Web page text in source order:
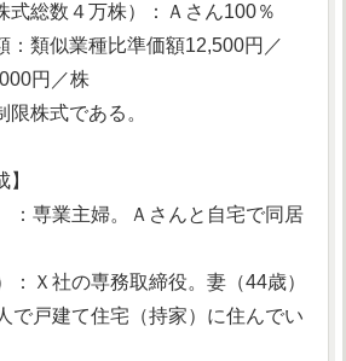
式総数４万株）：Ａさん100％
：類似業種比準価額12,500円／
円／株
株式である。
専業主婦。Ａさんと自宅で同居
：Ｘ社の専務取締役。妻（44歳）
で戸建て住宅（持家）に住んでい